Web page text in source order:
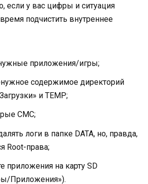
если у вас цифры и ситуация
подчистить внутреннее
приложения/игры;
содержимое директорий
и TEMP;
СМС;
логи в папке DATA, но, правда,
Root-права;
приложения на карту SD
Приложения»).